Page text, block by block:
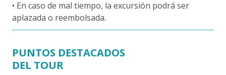
• En caso de mal tiempo, la excursión podrá ser
aplazada o reembolsada.
PUNTOS DESTACADOS
DEL TOUR